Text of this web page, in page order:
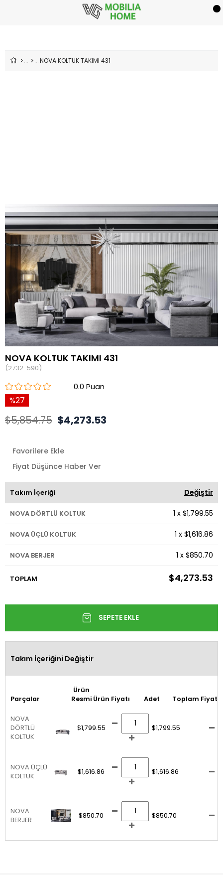
NOVA KOLTUK TAKIMI 431
NOVA KOLTUK TAKIMI 431
(2732-590)
0.0
27
$5,854.75 $4,273.53
Favorilere Ekle
Fiyat Düşünce Haber Ver
Takım İçeriği Değiştir
NOVA DÖRTLÜ KOLTUK 1 x $1,799.55
NOVA ÜÇLÜ KOLTUK 1 x $1,616.86
NOVA BERJER 1 x $850.70
TOPLAM $4,273.53
Takım İçeriğini Değiştir
Parçalar
Ürün
Resmi Ürün Fiyatı Adet Toplam Fiyat
NOVA
DÖRTLÜ
KOLTUK
$1,799.55 $1,799.55
NOVA ÜÇLÜ
KOLTUK
$1,616.86 $1,616.86
NOVA
BERJER
$850.70 $850.70